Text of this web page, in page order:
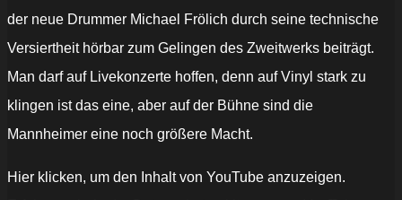
der neue Drummer Michael Frölich durch seine technische
Versiertheit hörbar zum Gelingen des Zweitwerks beiträgt.
Man darf auf Livekonzerte hoffen, denn auf Vinyl stark zu
klingen ist das eine, aber auf der Bühne sind die
Mannheimer eine noch größere Macht.
„OLD
MOTHER
Hier klicken, um den Inhalt von YouTube anzuzeigen.